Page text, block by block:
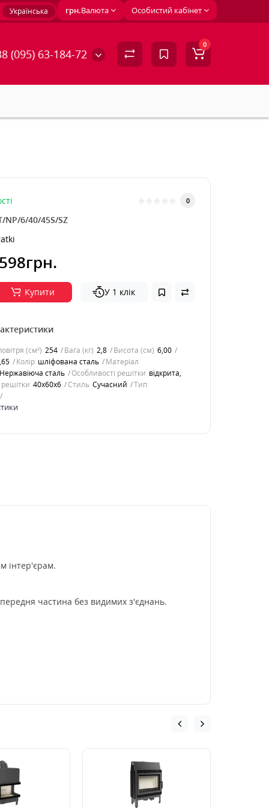
Особистий кабінет
грн.Валюта
Українська
(095) 63-184-72
0
0
NP/6/40/45S/SZ
Купити У 1 клік
(см²) 254 Вага (кг) 2,8 Висота (см) 6,00
Колір шліфована сталь
Матеріал
Нержавіюча сталь Особливості решітки відкрита,
40x60x6 Стиль Cучасний
Тип
інтер'єрам.
частина без видимих з'єднань.